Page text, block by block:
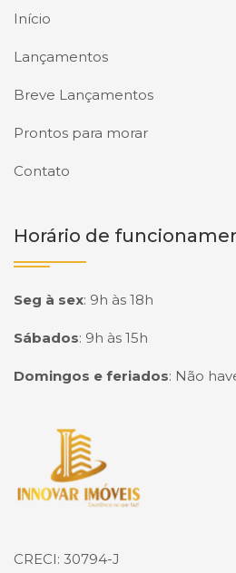
Início
Lançamentos
Breve Lançamentos
Prontos para morar
Contato
Horário de
Seg à sex: 9h às 18h
Sábados: 9h às 15h
Domingos e feriados: Não
Página inicial
CRECI: 30794-J